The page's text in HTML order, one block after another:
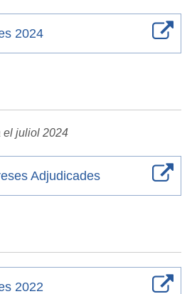
2024
el juliol 2024
Adjudicades
2022